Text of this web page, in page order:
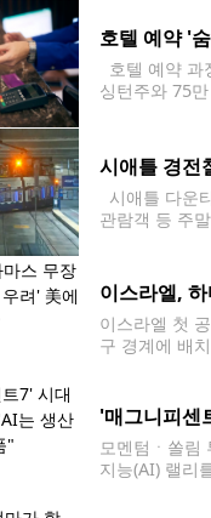
호텔 예약 '
호텔 예약 과
싱턴주와 75
시애틀 경전
시애틀 다운
관람객 등 주
이스라엘,
이스라엘 첫
구 경계에 배
'매그니피센
모멘텀ㆍ쏠림
지능(AI) 랠리